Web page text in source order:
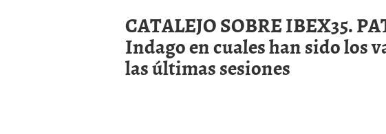
DE
TODOS
LOS
VALORES
DE
CATALEJO SOBRE IBEX35.
Indago en cuales han sido los
las últimas sesiones